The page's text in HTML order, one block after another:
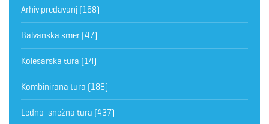
Arhiv predavanj (168)
Balvanska smer (47)
Kolesarska tura (14)
Kombinirana tura (188)
Ledno-snežna tura (437)